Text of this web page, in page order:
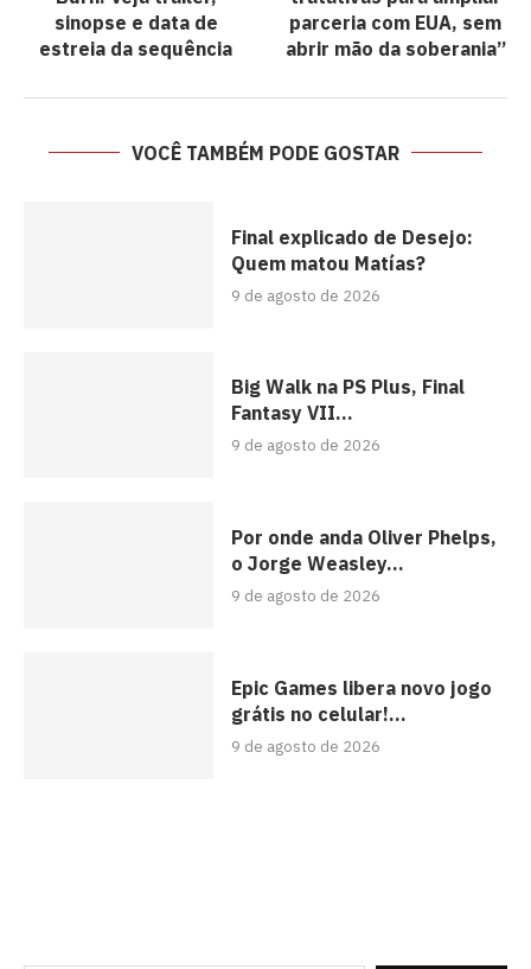
sinopse e data de
estreia da sequência
parceria com EUA, sem
abrir mão da soberania”
VOCÊ TAMBÉM PODE GOSTAR
Final explicado de Desejo:
Quem matou Matías?
9 de agosto de 2026
Big Walk na PS Plus, Final
Fantasy VII...
9 de agosto de 2026
Por onde anda Oliver Phelps,
o Jorge Weasley...
9 de agosto de 2026
Epic Games libera novo jogo
grátis no celular!...
9 de agosto de 2026